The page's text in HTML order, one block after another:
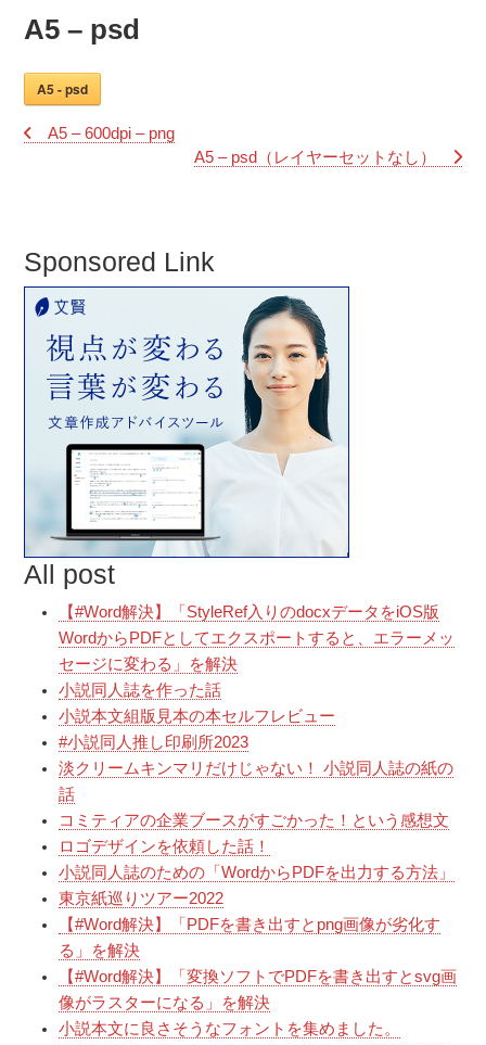
A5 – psd
A5 - psd
A5 – 600dpi – png
A5 – psd（レイヤーセットなし）
Sponsored Link
All post
【#Word解決】「StyleRef入りのdocxデータをiOS版
WordからPDFとしてエクスポートすると、エラーメッ
セージに変わる」を解決
小説同人誌を作った話
小説本文組版見本の本セルフレビュー
#小説同人推し印刷所2023
淡クリームキンマリだけじゃない！ 小説同人誌の紙の
話
コミティアの企業ブースがすごかった！という感想文
ロゴデザインを依頼した話！
小説同人誌のための「WordからPDFを出力する方法」
東京紙巡りツアー2022
【#Word解決】「PDFを書き出すとpng画像が劣化す
る」を解決
【#Word解決】「変換ソフトでPDFを書き出すとsvg画
像がラスターになる」を解決
小説本文に良さそうなフォントを集めました。